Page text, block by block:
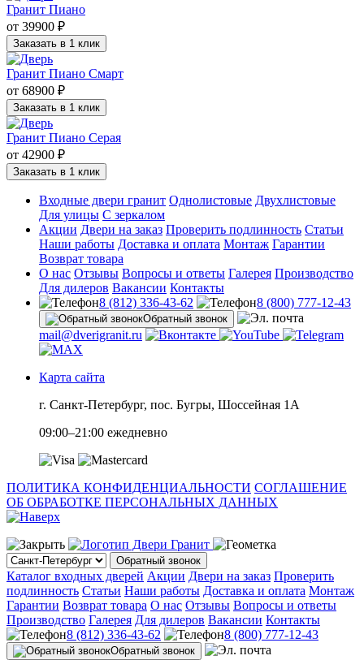
Гранит Пиано
от 39900 ₽
Заказать в 1 клик
Гранит Пиано Смарт
от 68900 ₽
Заказать в 1 клик
Гранит Пиано Серая
от 42900 ₽
Заказать в 1 клик
Входные двери гранит Однолистовые Двухлистовые
Для улицы С зеркалом
Акции Двери на заказ Проверить подлинность Статьи
Наши работы Доставка и оплата Монтаж Гарантии
Возврат товара
О нас Отзывы Вопросы и ответы Галерея Производство
Для дилеров Вакансии Контакты
8 (812) 336-43-62
8 (800) 777-12-43
Обратный звонок
mail@dverigranit.ru
Карта сайта
г. Санкт-Петербург, пос. Бугры, Шоссейная 1А
09:00–21:00 ежедневно
ПОЛИТИКА КОНФИДЕНЦИАЛЬНОСТИ СОГЛАШЕНИЕ
ОБ ОБРАБОТКЕ ПЕРСОНАЛЬНЫХ ДАННЫХ
Обратный звонок
Каталог входных дверей Акции Двери на заказ Проверить
подлинность Статьи Наши работы Доставка и оплата Монтаж
Гарантии Возврат товара О нас Отзывы Вопросы и ответы
Производство Галерея Для дилеров Вакансии Контакты
8 (812) 336-43-62
8 (800) 777-12-43
Обратный звонок